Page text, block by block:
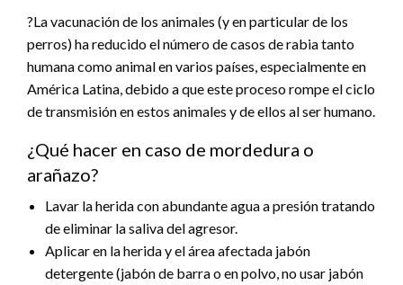
?La vacunación de los animales (y en particular de los
perros) ha reducido el número de casos de rabia tanto
humana como animal en varios países, especialmente en
América Latina, debido a que este proceso rompe el ciclo
de transmisión en estos animales y de ellos al ser humano.
¿Qué hacer en caso de mordedura o
arañazo?
Lavar la herida con abundante agua a presión tratando
de eliminar la saliva del agresor.
Aplicar en la herida y el área afectada jabón
detergente (jabón de barra o en polvo, no usar jabón